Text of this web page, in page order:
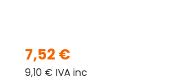
7,52 €
9,10 € IVA inc